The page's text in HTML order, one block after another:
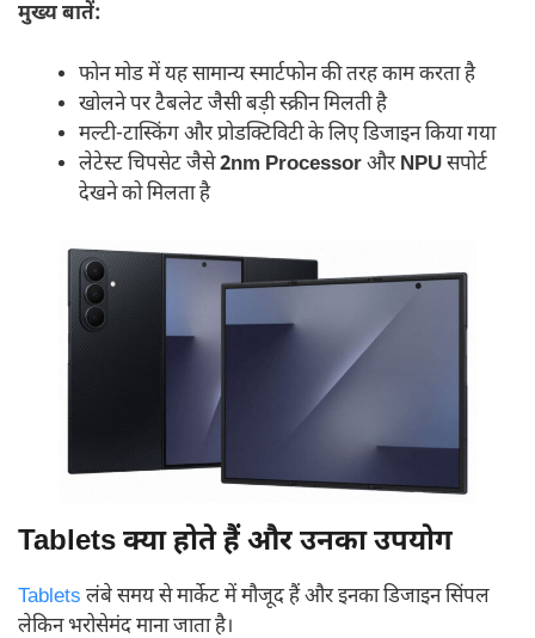
मुख्य बातें:
फोन मोड में यह सामान्य स्मार्टफोन की तरह काम करता है
खोलने पर टैबलेट जैसी बड़ी स्क्रीन मिलती है
मल्टी-टास्किंग और प्रोडक्टिविटी के लिए डिजाइन किया गया
लेटेस्ट चिपसेट जैसे2nm ProcessorऔरNPUसपोर्ट
देखने को मिलता है
Tablets क्या होते हैं और उनका उपयोग
Tablets लंबे समय से मार्केट में मौजूद हैं और इनका डिजाइन सिंपल
लेकिन भरोसेमंद माना जाता है।